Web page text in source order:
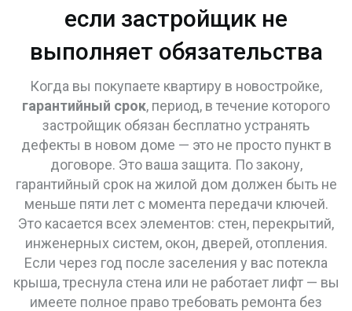
если застройщик не
выполняет обязательства
Когда вы покупаете квартиру в новостройке,
гарантийный срок, период, в течение которого
застройщик обязан бесплатно устранять
дефекты в новом доме — это не просто пункт в
договоре. Это ваша защита. По закону,
гарантийный срокна жилой дом должен быть не
меньше пяти лет с момента передачи ключей.
Это касается всех элементов: стен, перекрытий,
инженерных систем, окон, дверей, отопления.
Если через год после заселения у вас потекла
крыша, треснула стена или не работает лифт — вы
имеете полное право требовать ремонта без